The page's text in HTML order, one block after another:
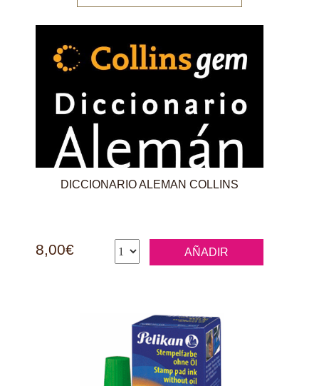
DICCIONARIO ALEMAN COLLINS
8,00€ AÑADIR